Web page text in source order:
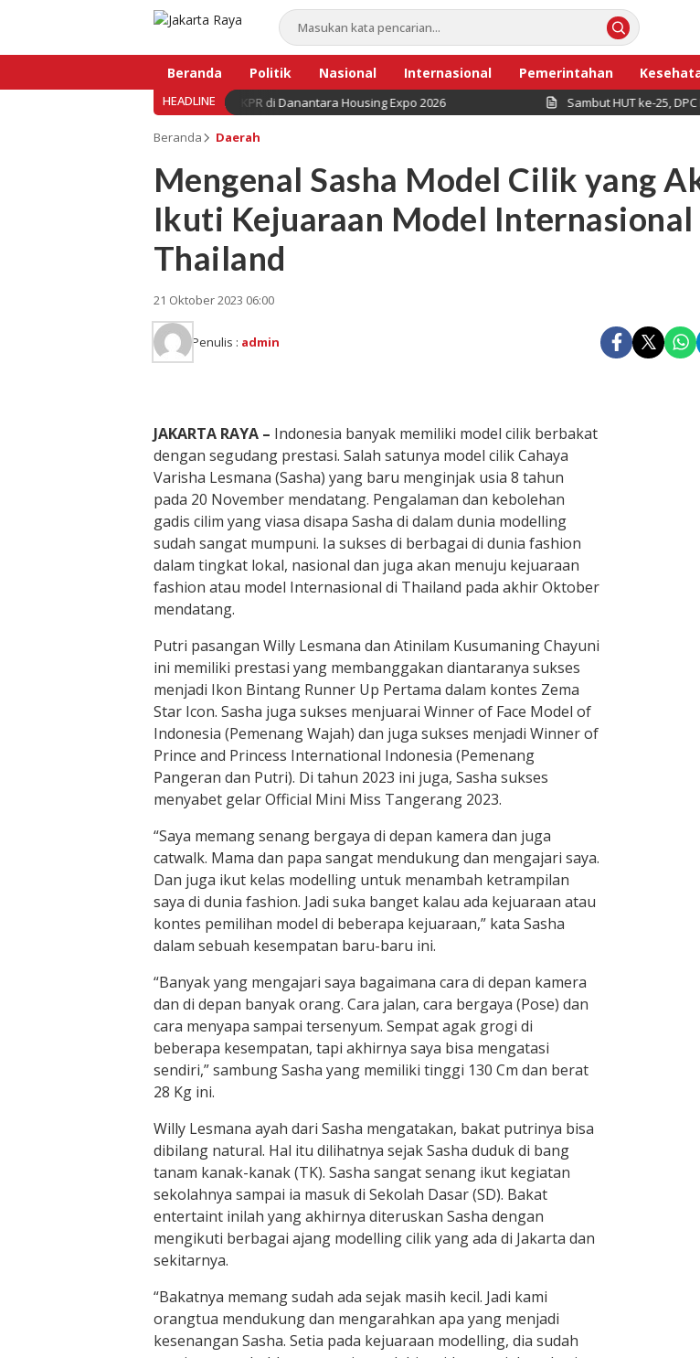
Beranda Politik Nasional Internasional Pemerintahan
Bisnis
HEADLINE
Diperkuat, BNI Hadirkan Solusi KPR di Danantara Housing Expo 2026 Sambut HUT ke-25, DPC Partai
Beranda Daerah
Mengenal Sasha Model Cilik yang
Ikuti Kejuaraan Model Internasional
Thailand
21 Oktober 2023 06:00
Penulis : admin
JAKARTA RAYA – Indonesia banyak memiliki model cilik berbakat
dengan segudang prestasi. Salah satunya model cilik Cahaya
Varisha Lesmana (Sasha) yang baru menginjak usia 8 tahun
pada 20 November mendatang. Pengalaman dan kebolehan
gadis cilim yang viasa disapa Sasha di dalam dunia modelling
sudah sangat mumpuni. Ia sukses di berbagai di dunia fashion
dalam tingkat lokal, nasional dan juga akan menuju kejuaraan
fashion atau model Internasional di Thailand pada akhir Oktober
mendatang.
Putri pasangan Willy Lesmana dan Atinilam Kusumaning Chayuni
ini memiliki prestasi yang membanggakan diantaranya sukses
menjadi Ikon Bintang Runner Up Pertama dalam kontes Zema
Star Icon. Sasha juga sukses menjuarai Winner of Face Model of
Indonesia (Pemenang Wajah) dan juga sukses menjadi Winner of
Prince and Princess International Indonesia (Pemenang
Pangeran dan Putri). Di tahun 2023 ini juga, Sasha sukses
menyabet gelar Official Mini Miss Tangerang 2023.
“Saya memang senang bergaya di depan kamera dan juga
catwalk. Mama dan papa sangat mendukung dan mengajari saya.
Dan juga ikut kelas modelling untuk menambah ketrampilan
saya di dunia fashion. Jadi suka banget kalau ada kejuaraan atau
kontes pemilihan model di beberapa kejuaraan,” kata Sasha
dalam sebuah kesempatan baru-baru ini.
“Banyak yang mengajari saya bagaimana cara di depan kamera
dan di depan banyak orang. Cara jalan, cara bergaya (Pose) dan
cara menyapa sampai tersenyum. Sempat agak grogi di
beberapa kesempatan, tapi akhirnya saya bisa mengatasi
sendiri,” sambung Sasha yang memiliki tinggi 130 Cm dan berat
28 Kg ini.
Willy Lesmana ayah dari Sasha mengatakan, bakat putrinya bisa
dibilang natural. Hal itu dilihatnya sejak Sasha duduk di bang
tanam kanak-kanak (TK). Sasha sangat senang ikut kegiatan
sekolahnya sampai ia masuk di Sekolah Dasar (SD). Bakat
entertaint inilah yang akhirnya diteruskan Sasha dengan
mengikuti berbagai ajang modelling cilik yang ada di Jakarta dan
sekitarnya.
“Bakatnya memang sudah ada sejak masih kecil. Jadi kami
orangtua mendukung dan mengarahkan apa yang menjadi
kesenangan Sasha. Setia pada kejuaraan modelling, dia sudah